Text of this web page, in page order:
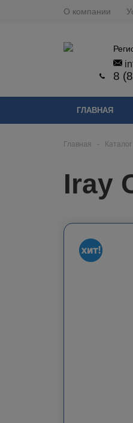
О компании
8
ГЛАВНАЯ
Главная - Каталог
Iray